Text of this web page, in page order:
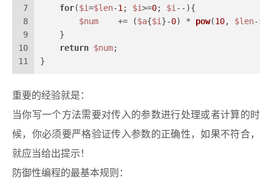
7
8
9
10
11
for($i=$len-1 ; $i>=0; $i --){
$num
    += (
$a{$i }-0) * pow(10, $len-$i
    }
return $num;
}
重要的经验就是：
当你写一个方法需要对传入的参数进行处理或者计算的时
候，你必须要严格验证传入参数的正确性，如果不符合，
就应当给出提示！
防御性编程的最基本规则：